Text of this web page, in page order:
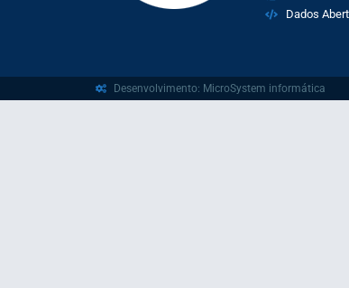
Dados
Desenvolvimento: MicroSystem informática